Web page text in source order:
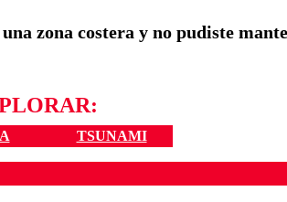
zona costera y no pudiste
TSUNAMI